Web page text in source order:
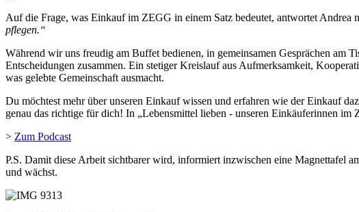
Auf die Frage, was Einkauf im ZEGG in einem Satz bedeutet, antwortet Andrea
pflegen.“
Während wir uns freudig am Buffet bedienen, in gemeinsamen Gesprächen am
Entscheidungen zusammen. Ein stetiger Kreislauf aus Aufmerksamkeit,
was gelebte Gemeinschaft ausmacht.
Du möchtest mehr über unseren Einkauf wissen und erfahren wie der Einkauf
genau das richtige für dich! In „Lebensmittel lieben - unseren Einkäuferinnen
> Zum Podcast
P.S. Damit diese Arbeit sichtbarer wird, informiert inzwischen eine Magnettafel
und wächst.